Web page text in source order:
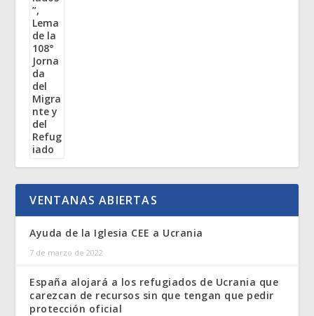
VENTANAS ABIERTAS
Ayuda de la Iglesia CEE a Ucrania
7 de marzo de 2022
España alojará a los refugiados de Ucrania que
carezcan de recursos sin que tengan que pedir
protección oficial